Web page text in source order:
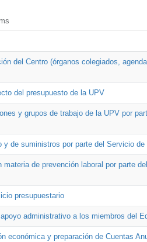
del Centro (órganos colegiados,
del presupuesto de la UPV
y grupos de trabajo de la UPV por
y de suministros por parte del Servicio de
de prevención laboral por parte
presupuestario
administrativo a los miembros del
económica y preparación de Cuentas